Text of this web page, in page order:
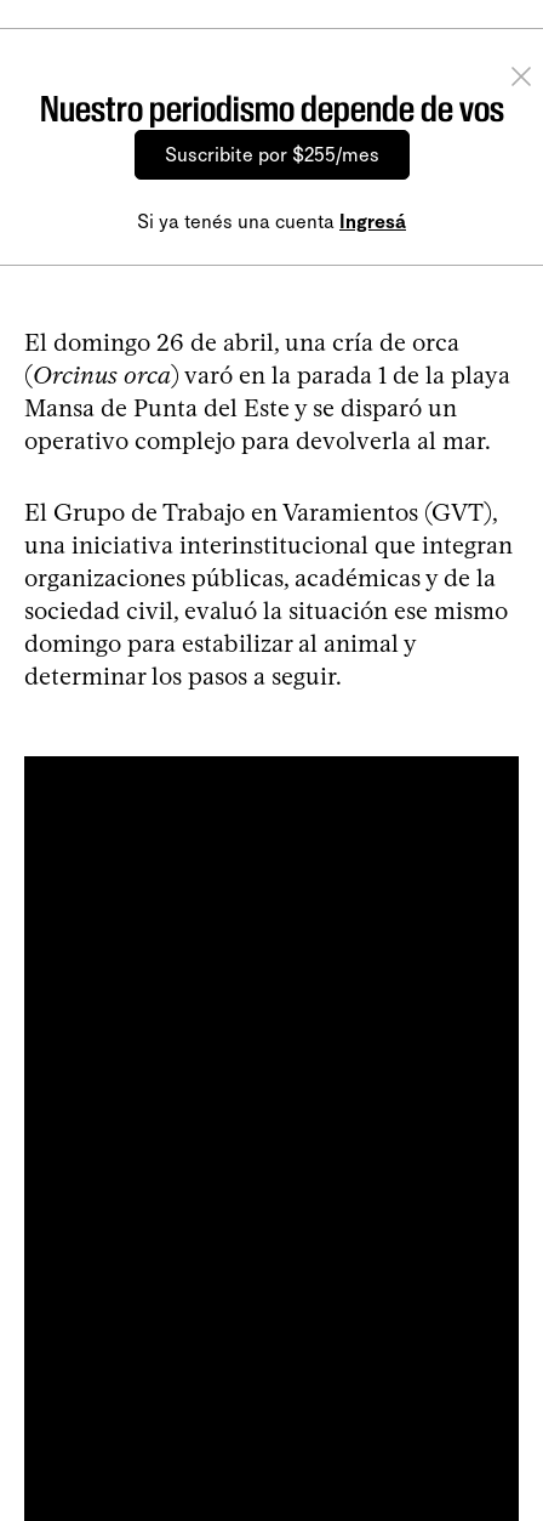
Nuestro periodismo depende de vos
Suscribite por $255/mes
Si ya tenés una cuenta Ingresá
El domingo 26 de abril, una cría de orca
(Orcinus orca) varó en la parada 1 de la playa
Mansa de Punta del Este y se disparó un
operativo complejo para devolverla al mar.
El Grupo de Trabajo en Varamientos (GVT),
una iniciativa interinstitucional que integran
organizaciones públicas, académicas y de la
sociedad civil, evaluó la situación ese mismo
domingo para estabilizar al animal y
determinar los pasos a seguir.